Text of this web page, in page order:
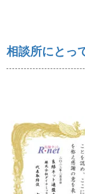
コース・料金・
相談所にとっ